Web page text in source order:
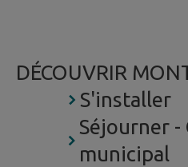
DÉCOUVRIR
S'installer
Séjourner -
municipal